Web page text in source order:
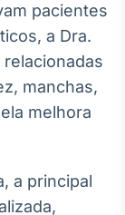
pacientes
a Dra.
manchas,
melhora
a principal